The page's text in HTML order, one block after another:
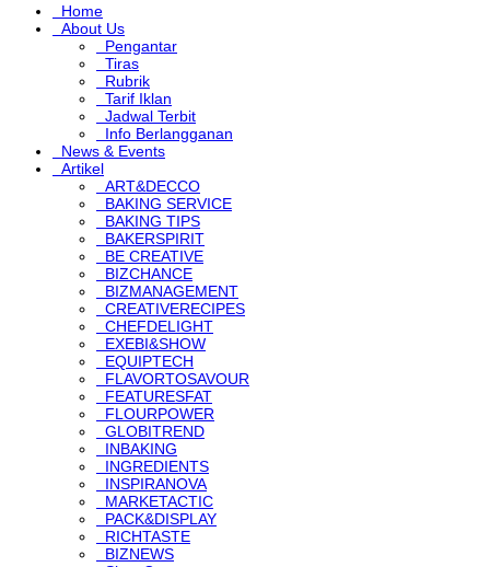
Home
About Us
Pengantar
Tiras
Rubrik
Tarif Iklan
Jadwal Terbit
Info Berlangganan
News & Events
Artikel
ART&DECCO
BAKING SERVICE
BAKING TIPS
BAKERSPIRIT
BE CREATIVE
BIZCHANCE
BIZMANAGEMENT
CREATIVERECIPES
CHEFDELIGHT
EXEBI&SHOW
EQUIPTECH
FLAVORTOSAVOUR
FEATURESFAT
FLOURPOWER
GLOBITREND
INBAKING
INGREDIENTS
INSPIRANOVA
MARKETACTIC
PACK&DISPLAY
RICHTASTE
BIZNEWS